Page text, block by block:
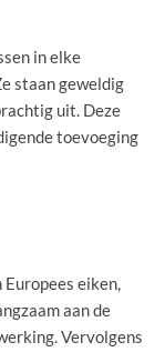
in elke
staan geweldig
uit. Deze
toevoeging
eiken,
aan de
Vervolgens